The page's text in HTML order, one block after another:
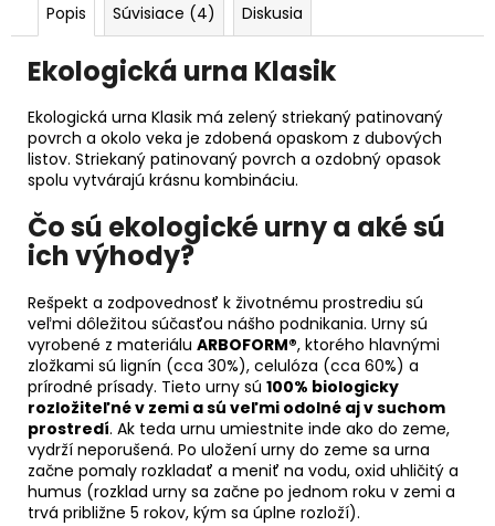
Popis Súvisiace (4) Diskusia
Ekologická urna Klasik
Ekologická urna Klasik má zelený striekaný patinovaný
povrch a okolo veka je zdobená opaskom z dubových
listov. Striekaný patinovaný povrch a ozdobný opasok
spolu vytvárajú krásnu kombináciu.
Čo sú ekologické urny a aké sú
ich výhody?
Rešpekt a zodpovednosť k životnému prostrediu sú
veľmi dôležitou súčasťou nášho podnikania. Urny sú
vyrobené z materiálu ARBOFORM®, ktorého hlavnými
zložkami sú lignín (cca 30%), celulóza (cca 60%) a
prírodné prísady. Tieto urny sú 100% biologicky
rozložiteľné v zemi a sú veľmi odolné aj v suchom
prostredí. Ak teda urnu umiestnite inde ako do zeme,
vydrží neporušená. Po uložení urny do zeme sa urna
začne pomaly rozkladať a meniť na vodu, oxid uhličitý a
humus (rozklad urny sa začne po jednom roku v zemi a
trvá približne 5 rokov, kým sa úplne rozloží).